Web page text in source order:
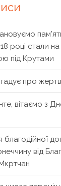
році стали
під Крутами
про
вітаємо з
благодійної
від